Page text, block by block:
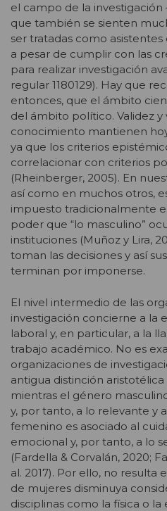
el campo de la
que también se sienten
ser tratadas como asistentes
a pesar de cumplir con las
para realizar investigación
regular 1180129). Hay que
entonces, que el ámbito
del ámbito político. Validez y
conocimiento mantienen
ya que los criterios
correlacionar con criterios
(Rheinberger, 2005). En
así como en muchos otros,
impuesto tradicionalmente
poder que “lo masculino”
instituciones (Muñoz y Lira,
toman las decisiones y así
terminan por imponerse.
El nivel intermedio de las
investigación concierne a la
laboral y, en particular, a la
trabajo académico. No es
organizaciones de
antigua distinción
mientras el género
y, por tanto, a lo relevante y
femenino es asociado al
emocional y, por tanto, a lo
(Fardella & Corvalán, 2020;
al. 2017). Por ello, no resulta
de mujeres disminuya
disciplinas como la física o